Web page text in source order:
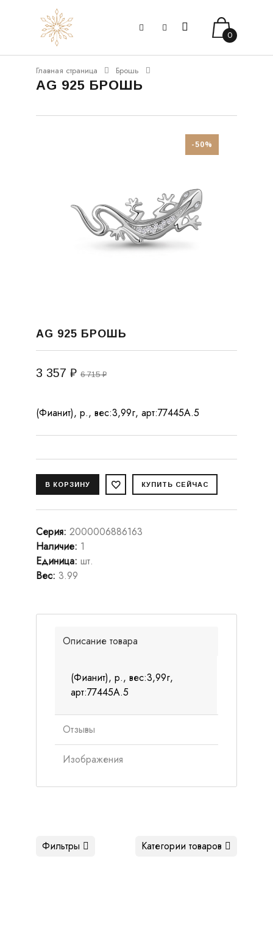
0
Главная страница Брошь
AG 925 БРОШЬ
-50%
AG 925 БРОШЬ
3 357 ₽ 6 715 ₽
(Фианит), р., вес:3,99г, арт:77445А.5
Серия: 2000006886163
Наличие: 1
Единица: шт.
Вес: 3.99
Описание товара
(Фианит), р., вес:3,99г,
арт:77445А.5
Отзывы
Изображения
Категории товаров
Фильтры